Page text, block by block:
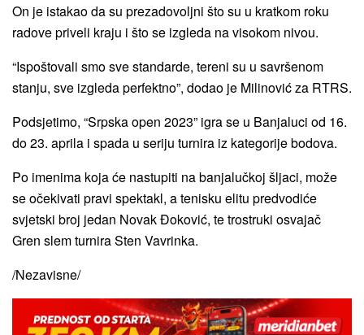
On je istakao da su prezadovoljni što su u kratkom roku
radove priveli kraju i što se izgleda na visokom nivou.
“Ispoštovali smo sve standarde, tereni su u savršenom
stanju, sve izgleda perfektno”, dodao je Milinović za RTRS.
Podsjetimo, “Srpska open 2023” igra se u Banjaluci od 16.
do 23. aprila i spada u seriju turnira iz kategorije bodova.
Po imenima koja će nastupiti na banjalučkoj šljaci, može
se očekivati pravi spektakl, a tenisku elitu predvodiće
svjetski broj jedan Novak Đoković, te trostruki osvajač
Gren slem turnira Sten Vavrinka.
/Nezavisne/